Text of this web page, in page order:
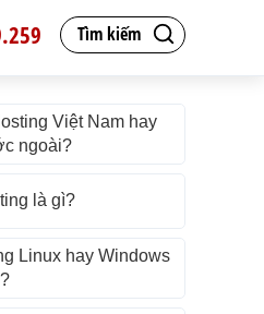
Tìm kiếm
Việt Nam hay
ngoài?
là gì?
Linux hay Windows